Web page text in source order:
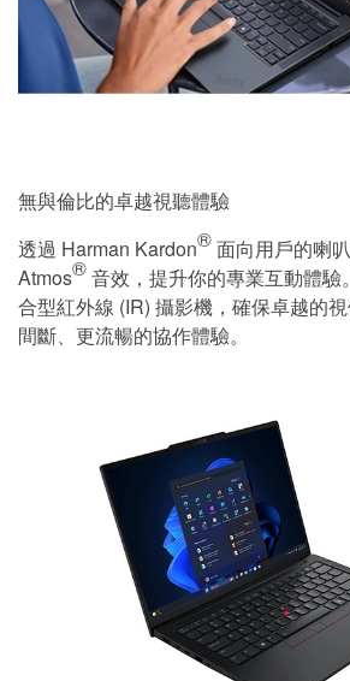
無與倫比的卓越視聽體驗
透過 Harman Kardon®面向用戶的喇
Atmos®音效，提升你的專業互動體
合型紅外線 (IR) 攝影機，確保卓越的
間斷、更流暢的協作體驗。